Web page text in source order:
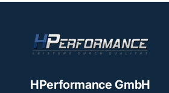
HPerformance GmbH